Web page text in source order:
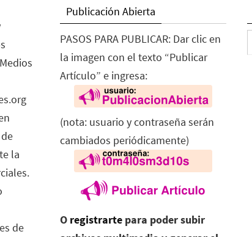
la
de
Publicación Abierta
PASOS PARA PUBLICAR: Dar clic en
la imagen con el texto “Publicar
Artículo” e ingresa:
(nota: usuario y contraseña serán
cambiados periódicamente)
O registrarte para poder subir